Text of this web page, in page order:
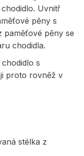
Uvnitř
pěny s
paměťové pěny se
chodidla.
s
proto rovněž v
stélka z